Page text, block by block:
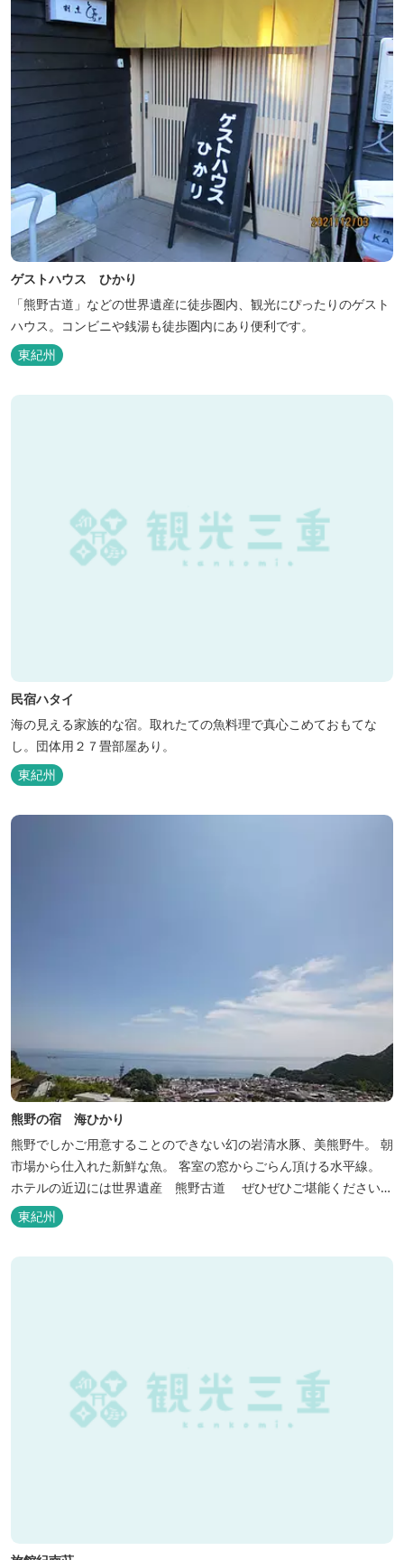
ゲストハウス ひかり
「熊野古道」などの世界遺産に徒歩圏内、観光にぴったりのゲスト
ハウス。コンビニや銭湯も徒歩圏内にあり便利です。
東紀州
民宿ハタイ
海の見える家族的な宿。取れたての魚料理で真心こめておもてな
し。団体用２７畳部屋あり。
東紀州
熊野の宿 海ひかり
熊野でしかご用意することのできない幻の岩清水豚、美熊野牛。 朝
市場から仕入れた新鮮な魚。 客室の窓からごらん頂ける水平線。
ホテルの近辺には世界遺産 熊野古道 ぜひぜひご堪能くださいま
せ。
東紀州